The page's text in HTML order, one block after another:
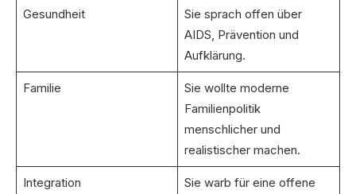
Gesundheit
Sie sprach offen über
AIDS, Prävention und
Aufklärung.
Familie
Sie wollte moderne
Familienpolitik
menschlicher und
realistischer machen.
Integration
Sie warb für eine offene